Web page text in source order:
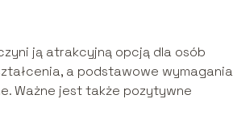
ją atrakcyjną opcją dla osób
a podstawowe
Ważne jest także pozytywne